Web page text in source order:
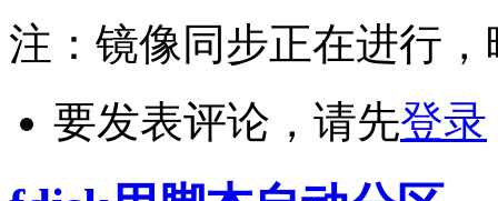
注：镜像同步正在进行
要发表评论，请先登录